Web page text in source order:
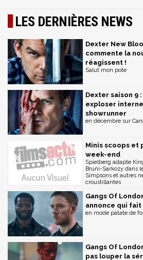
LES DERNIÈRES NEWS
Dexter New
commente la
réagissent !
Salut mon pote
Dexter saison 9
exploser
showrunner
en décembre sur
Minis scoops et
week-end
Spielberg adapte
Bruni-Sarkozy dans
Simpsons et autres
croustillantes
Gangs Of
annonce qui fait
en mode patate de
Gangs Of
pas louper la